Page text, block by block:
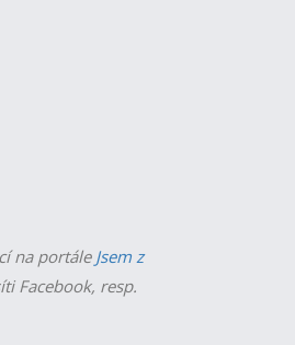
na portále Jsem z
Facebook, resp.